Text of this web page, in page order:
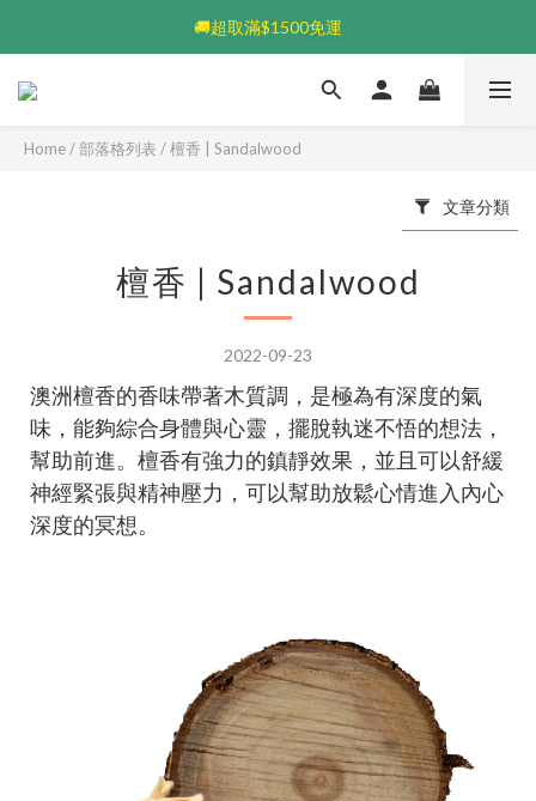
💰加入會員送$100👆🏻每筆享5%回饋💰
🚚超取滿$1500免運
💰加入會員送$100👆🏻每筆享5%回饋💰
Home/部落格列表 /檀香 | Sandalwood
文章分類
檀香 | Sandalwood
2022-09-23
澳洲檀香的香味帶著木質調，是極為有深度的氣
味，能夠綜合身體與心靈，擺脫執迷不悟的想法，
幫助前進。檀香有強力的鎮靜效果，並且可以舒緩
神經緊張與精神壓力，可以幫助放鬆心情進入內心
深度的冥想。